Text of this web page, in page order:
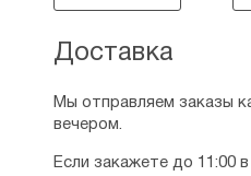
Доставка
Мы отправляем заказы
вечером.
Если закажете до 11:00